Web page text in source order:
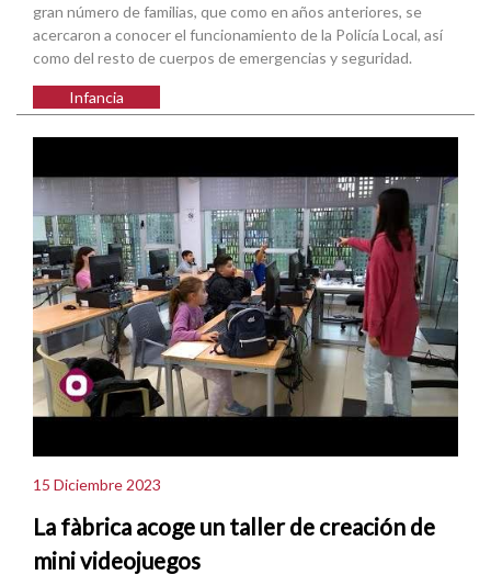
gran número de familias, que como en años anteriores, se
acercaron a conocer el funcionamiento de la Policía Local, así
como del resto de cuerpos de emergencias y seguridad.
Infancia
15 Diciembre 2023
La fàbrica acoge un taller de creación de
mini videojuegos